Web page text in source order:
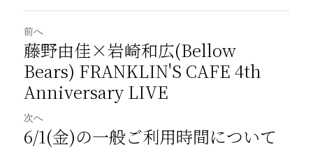
前へ
藤野由佳×岩崎和広(Bellow
Bears) FRANKLIN'S CAFE 4th
Anniversary LIVE
次へ
6/1(金)の一般ご利用時間について